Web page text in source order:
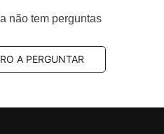
não tem perguntas
A PERGUNTAR